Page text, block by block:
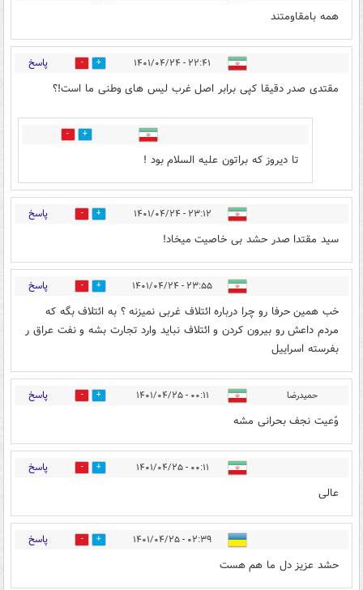
همه بامقاومتند
۲۲:۴۱ - ۱۴۰۱/۰۴/۲۴ 20 پاسخ
مقتدی صدر دقیقا کپی برابر اصل غرب لیس های وطنی ما است!؟
2
تا دیروز که براتون علیه السلام بود !
۲۳:۱۲ - ۱۴۰۱/۰۴/۲۴ 13 پاسخ
سید مقتدا صدر حشد بی خاصیت میخاد!
۲۳:۵۵ - ۱۴۰۱/۰۴/۲۴ 13 پاسخ
خب همین حرفا رو چرا درباره ائتلاف غربی نمیزنه ؟ به ائتلاف بگه که
مردم داعش رو بیرون کردن و ائتلاف نباید وارد تجارت بشه و نفت عراق ر
بفرسته اسراییل
حمیدرضا ۰۰:۱۱ - ۱۴۰۱/۰۴/۲۵ 2 پاسخ
وًعیت نجف بحرانی مشه
۰۰:۱۱ - ۱۴۰۱/۰۴/۲۵ 1 پاسخ
عالی
۰۲:۳۹ - ۱۴۰۱/۰۴/۲۵ 12 پاسخ
حشد عزیز دل ما هم هست